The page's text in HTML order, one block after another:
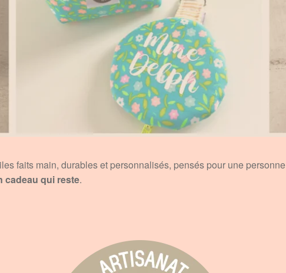
faits main, durables et personnalisés, pensés pour une personne
cadeau qui reste.